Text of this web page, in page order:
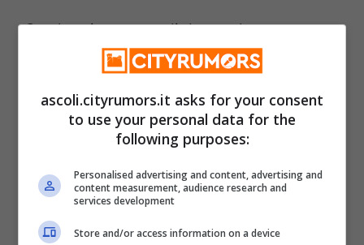
Con la prima parte di domande ammesse
al beneficio, il Comune di Ascoli erogherà
euro. Somma che sarà ripartita in
contributi da 200 a 400 euro per ogni
singola famiglia. Il contributo economico
per i nuovi nati era stato ideato dal
sindaco di Ascoli Marco Fioravanti,
ascoli.cityrumors.it asks for your consent
to use your personal data for the
following purposes:
Personalised advertising and content, advertising and
content measurement, audience research and
services development
Store and/or access information on a device